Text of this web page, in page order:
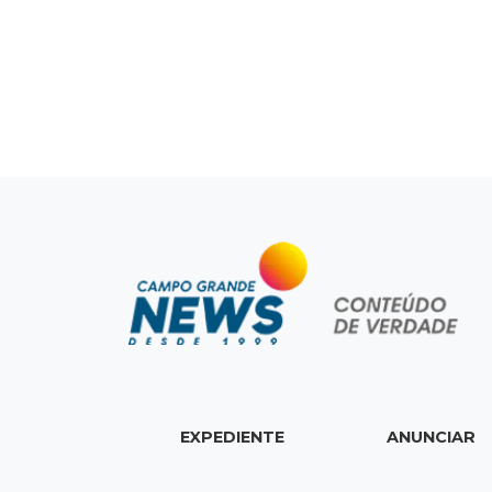
EXPEDIENTE ANUNCIAR